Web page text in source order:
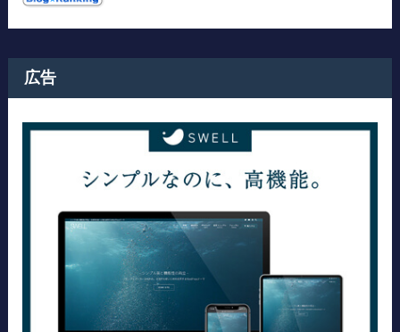
広告